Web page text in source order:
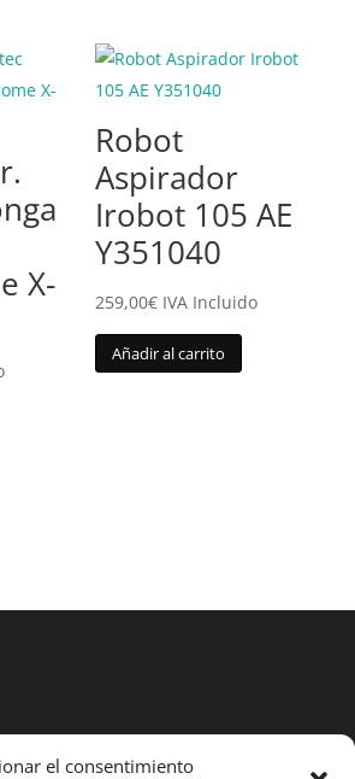
el consentimiento
X-
Robot
Aspirador
Irobot 105 AE
Y351040
259,00€ IVA Incluido
Añadir al carrito